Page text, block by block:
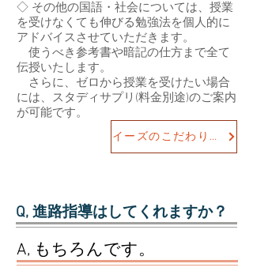
◇ その他の国語・社会については、授業
を受けなくても伸びる勉強法を個人的に
アドバイスさせていただきます。
使うべき参考書や暗記の仕方まで全て
伝授いたします。
さらに、ゼロから授業を受けたい場合
には、スタディサプリ(料金別途)のご案内
が可能です。
イーズのこだわりをもっと見る！
Q, 進路指導はしてくれますか？
A, もちろんです。